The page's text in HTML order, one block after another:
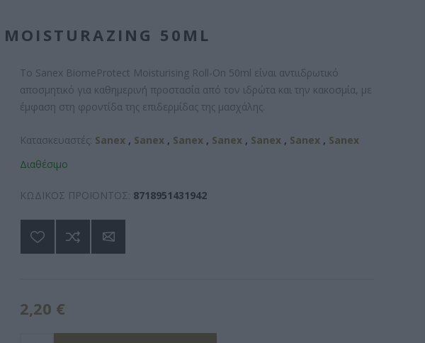
50ML
Το Sanex BiomeProtect Moisturising Roll-On 50ml είναι αντιιδρωτικό
αποσμητικό για καθημερινή προστασία από τον ιδρώτα και την κακοσμία, με
έμφαση στη φροντίδα της επιδερμίδας της μασχάλης.
Κατασκευαστές: Sanex , Sanex , Sanex , Sanex , Sanex , Sanex , Sanex
Διαθέσιμο
ΚΩΔΙΚΟΣ ΠΡΟΪΟΝΤΟΣ: 8718951431942
2,20 €